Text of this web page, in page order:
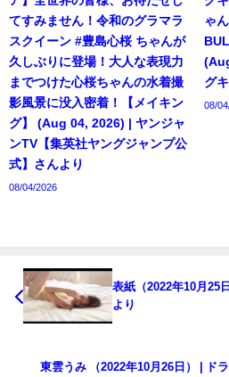
てすみません！令和のグラマラ
スクイーン #豊島心桜 ちゃんが
久しぶりに登場！大人な表現力
までつけた心桜ちゃんの水着撮
影風景に没入密着！【メイキン
グ】 (Aug 04, 2026) | ヤンジャ
ンTV【集英社ヤングジャンプ公
式】さんより
08/04/2026
ゃ
グ
08/
表紙（2022年10月25
より
東雲うみ （2022年10月26日） | ド